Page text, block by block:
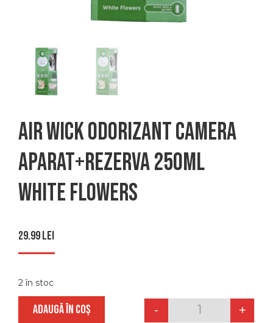
Air wick odorizant camera
aparat+rezerva 250ml
white flowers
29.99lei
2 în stoc
Quantity
- +
ADAUGĂ ÎN COȘ